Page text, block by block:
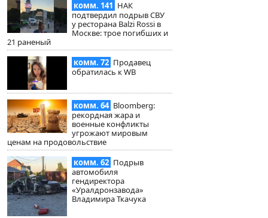
комм. 141 НАК
подтвердил подрыв СВУ
у ресторана Balzi Rossi в
Москве: трое погибших и
21 раненый
комм. 72 Продавец
обратилась к WB
комм. 64 Bloomberg:
рекордная жара и
военные конфликты
угрожают мировым
ценам на продовольствие
комм. 62 Подрыв
автомобиля
гендиректора
«Уралдронзавода»
Владимира Ткачука